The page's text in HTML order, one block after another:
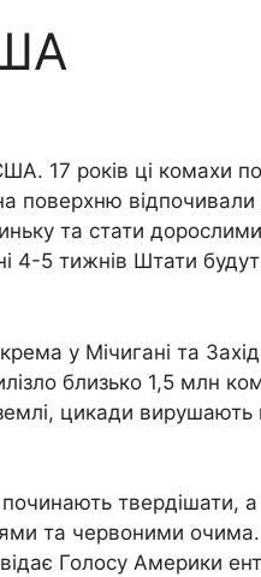
17 років ці комахи
поверхню
та стати
4-5 тижнів Штати
у Мічигані та
близько 1,5 млн
цикади вирушають
твердішати,
та червоними
Голосу Америки